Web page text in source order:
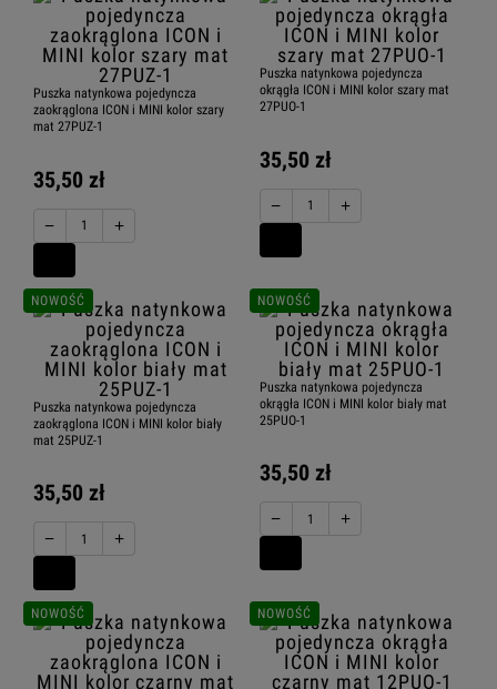
Puszka natynkowa pojedyncza
zaokrąglona ICON i MINI kolor szary
mat 27PUZ-1
35,50 zł
− +
Puszka natynkowa pojedyncza
okrągła ICON i MINI kolor szary mat
27PUO-1
35,50 zł
− +
Puszka natynkowa pojedyncza
zaokrąglona ICON i MINI kolor biały
mat 25PUZ-1
35,50 zł
− +
NOWOŚĆ
Puszka natynkowa pojedyncza
okrągła ICON i MINI kolor biały mat
25PUO-1
35,50 zł
− +
NOWOŚĆ
NOWOŚĆ NOWOŚĆ